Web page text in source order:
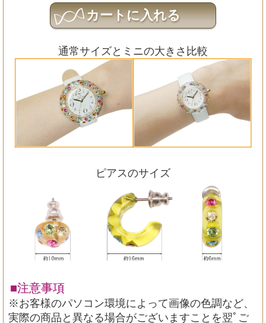
通常サイズとミニの大きさ比較
ピアスのサイズ
■注意事項
※お客様のパソコン環境によって画像の色調など、
実際の商品と異なる場合がございますことを翌ﾟご